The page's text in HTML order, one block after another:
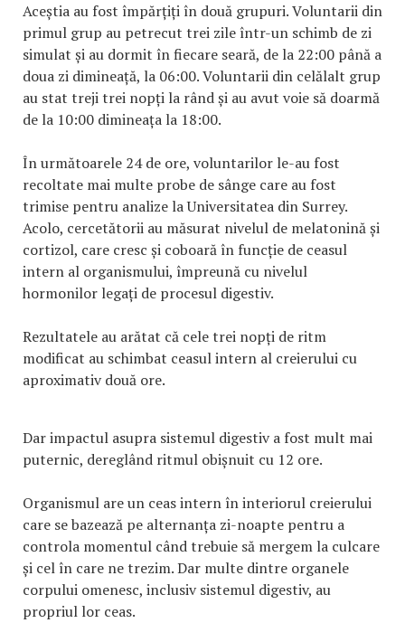
Aceștia au fost împărțiți în două grupuri. Voluntarii din
primul grup au petrecut trei zile într-un schimb de zi
simulat și au dormit în fiecare seară, de la 22:00 până a
doua zi dimineață, la 06:00. Voluntarii din celălalt grup
au stat treji trei nopți la rând și au avut voie să doarmă
de la 10:00 dimineața la 18:00.
În următoarele 24 de ore, voluntarilor le-au fost
recoltate mai multe probe de sânge care au fost
trimise pentru analize la Universitatea din Surrey.
Acolo, cercetătorii au măsurat nivelul de melatonină și
cortizol, care cresc și coboară în funcție de ceasul
intern al organismului, împreună cu nivelul
hormonilor legați de procesul digestiv.
Rezultatele au arătat că cele trei nopți de ritm
modificat au schimbat ceasul intern al creierului cu
aproximativ două ore.
Dar impactul asupra sistemul digestiv a fost mult mai
puternic, dereglând ritmul obișnuit cu 12 ore.
Organismul are un ceas intern în interiorul creierului
care se bazează pe alternanța zi-noapte pentru a
controla momentul când trebuie să mergem la culcare
și cel în care ne trezim. Dar multe dintre organele
corpului omenesc, inclusiv sistemul digestiv, au
propriul lor ceas.